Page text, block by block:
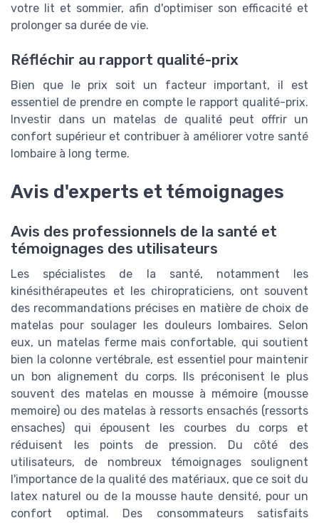
votre lit et sommier, afin d'optimiser son efficacité et
prolonger sa durée de vie.
Réfléchir au rapport qualité-prix
Bien que le prix soit un facteur important, il est
essentiel de prendre en compte le rapport qualité-prix.
Investir dans un matelas de qualité peut offrir un
confort supérieur et contribuer à améliorer votre santé
lombaire à long terme.
Avis d'experts et témoignages
Avis des professionnels de la santé et
témoignages des utilisateurs
Les spécialistes de la santé, notamment les
kinésithérapeutes et les chiropraticiens, ont souvent
des recommandations précises en matière de choix de
matelas pour soulager les douleurs lombaires. Selon
eux, un matelas ferme mais confortable, qui soutient
bien la colonne vertébrale, est essentiel pour maintenir
un bon alignement du corps. Ils préconisent le plus
souvent des matelas en mousse à mémoire (mousse
memoire) ou des matelas à ressorts ensachés (ressorts
ensaches) qui épousent les courbes du corps et
réduisent les points de pression. Du côté des
utilisateurs, de nombreux témoignages soulignent
l'importance de la qualité des matériaux, que ce soit du
latex naturel ou de la mousse haute densité, pour un
confort optimal. Des consommateurs satisfaits